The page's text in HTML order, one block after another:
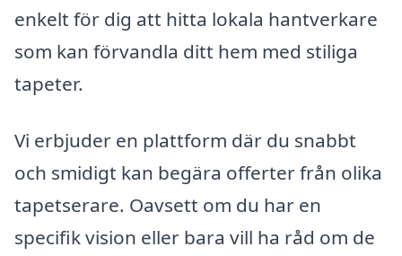
enkelt för dig att hitta lokala hantverkare
som kan förvandla ditt hem med stiliga
tapeter.
Vi erbjuder en plattform där du snabbt
och smidigt kan begära offerter från olika
tapetserare. Oavsett om du har en
specifik vision eller bara vill ha råd om de